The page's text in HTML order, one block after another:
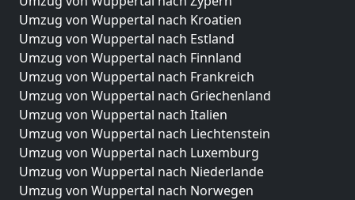
Umzug von Wuppertal nach Kroatien
Umzug von Wuppertal nach Estland
Umzug von Wuppertal nach Finnland
Umzug von Wuppertal nach Frankreich
Umzug von Wuppertal nach Griechenland
Umzug von Wuppertal nach Italien
Umzug von Wuppertal nach Liechtenstein
Umzug von Wuppertal nach Luxemburg
Umzug von Wuppertal nach Niederlande
Umzug von Wuppertal nach Norwegen